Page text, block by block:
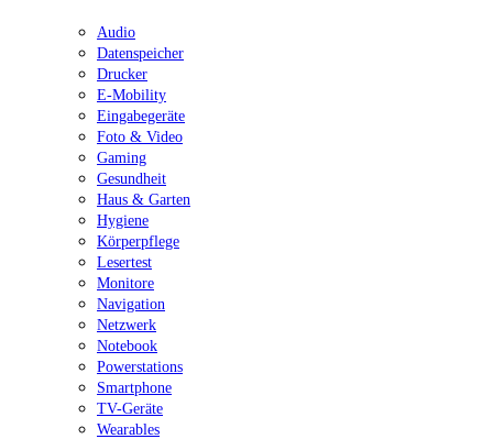
Audio
Datenspeicher
Drucker
E-Mobility
Eingabegeräte
Foto & Video
Gaming
Gesundheit
Haus & Garten
Hygiene
Körperpflege
Lesertest
Monitore
Navigation
Netzwerk
Notebook
Powerstations
Smartphone
TV-Geräte
Wearables